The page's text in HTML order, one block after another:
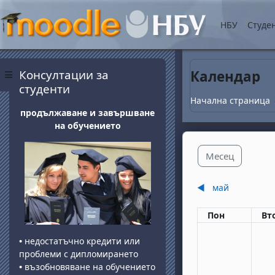
Прескочи на
Страничен панел
НБУ
Календар
Начална страница
Месец
◀︎ май
Понеделник
Пон
Блокове
Консултации за
студенти
продължаване и завършване
на обучението
• недостатъчно кредити или
проблеми с дипломирането
• възобновяване на обучението